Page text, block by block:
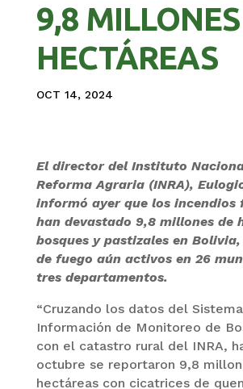
9,8
HECTÁREAS
OCT 14, 2024
El director del Instituto
Reforma Agraria (INRA),
informó ayer que los incendios
han devastado 9,8 millones de
bosques y pastizales en
de fuego aún activos en 26
tres departamentos.
“Cruzando los datos del
Información de Monitoreo de
con el catastro rural del INRA,
octubre se reportaron 9,8
hectáreas con cicatrices de